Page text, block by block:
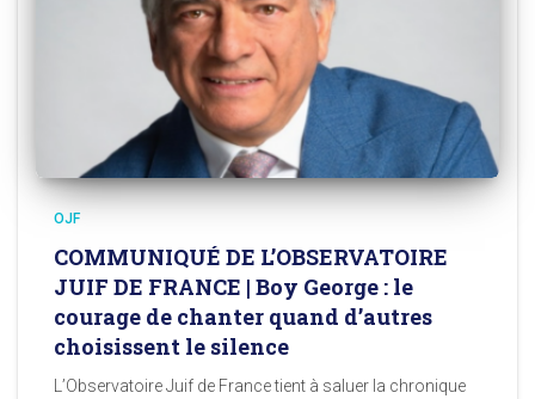
OJF
COMMUNIQUÉ DE L’OBSERVATOIRE
JUIF DE FRANCE | Boy George : le
courage de chanter quand d’autres
choisissent le silence
L’Observatoire Juif de France tient à saluer la chronique